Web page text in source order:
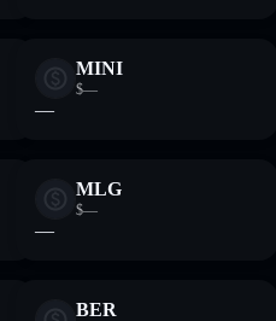
MINI
$—
—
MLG
$—
—
BER